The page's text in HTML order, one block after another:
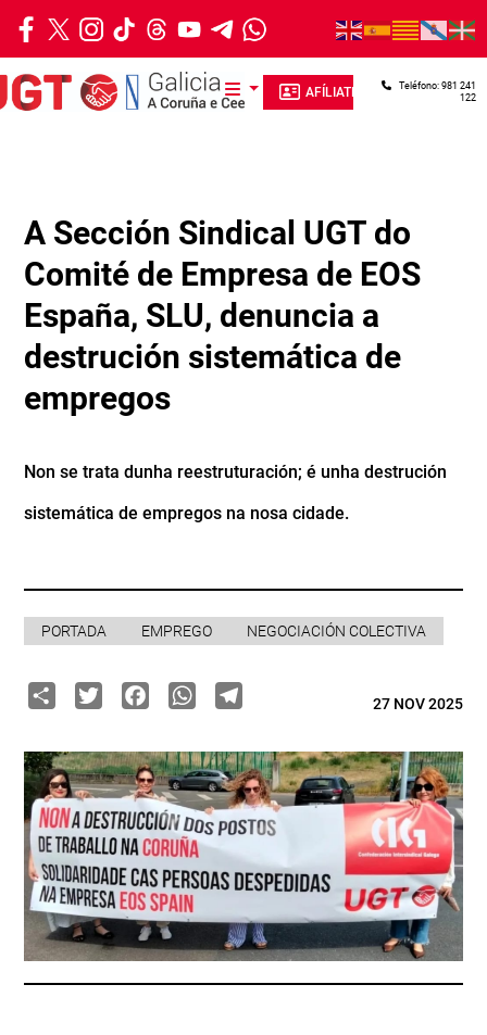
Ir o contido principal
AFÍLIATE
Teléfono: 981 241
122
A Sección Sindical UGT do
Comité de Empresa de EOS
España, SLU, denuncia a
destrución sistemática de
empregos
Non se trata dunha reestruturación; é unha destrución
sistemática de empregos na nosa cidade.
PORTADA EMPREGO NEGOCIACIÓN COLECTIVA
ShareTwitterFacebook
WhatsApp
Telegram27 NOV 2025